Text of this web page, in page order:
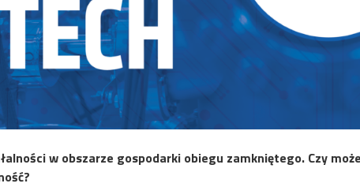
w obszarze gospodarki obiegu zamkniętego. Czy